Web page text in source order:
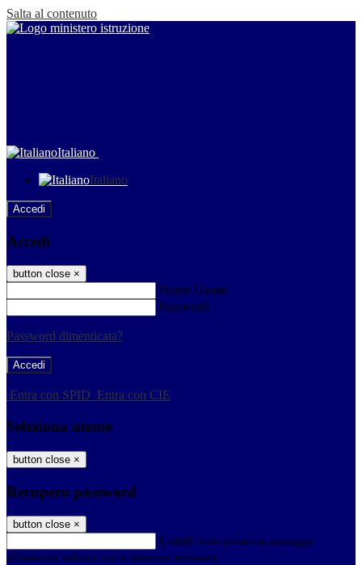
Salta al contenuto
Italiano
Italiano
Accedi
Accedi
button close ×
Nome Utente
Password
Password dimenticata?
-
Entra con SPID Entra con CIE
Seleziona utente
button close ×
Recupero password
button close ×
E-mail Verrà inviato un messaggio
all'indirizzo indicato con le istruzioni necessarie.